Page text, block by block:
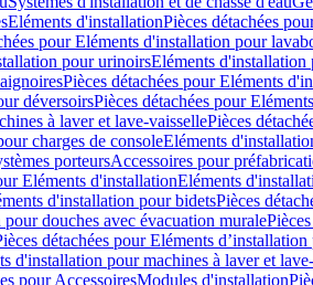
Eléments d'installationPièces détachées
pour Eléments d'installation pour
pour urinoirsEléments d'installation
Pièces détachées pour Eléments
déversoirsPièces détachées pour
à laver et lave-vaissellePièces
charges de consoleEléments
porteursAccessoires pour
Eléments d'installationEléments
d'installation pour bidetsPièces
douches avec évacuation murale
détachées pour Eléments
d'installation pour machines à laver et
pour AccessoiresModules d'installation